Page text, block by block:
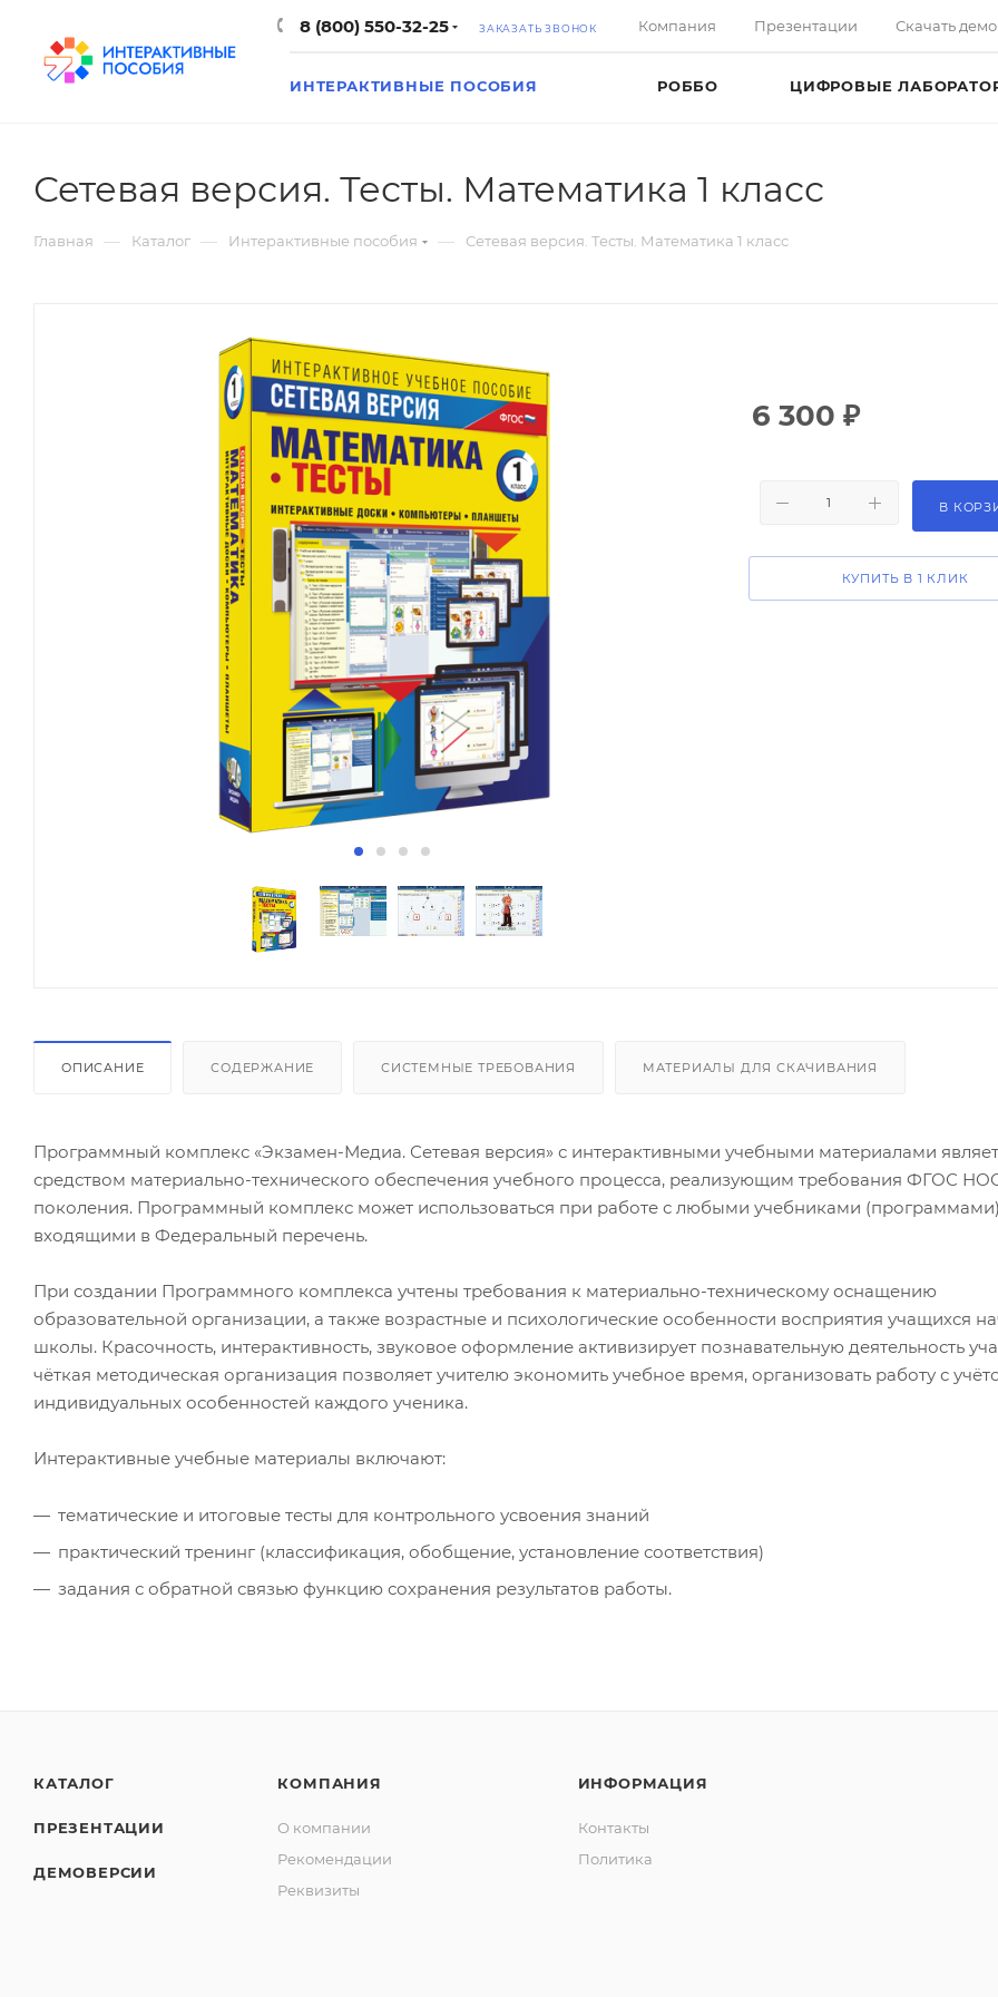
8 (800) 550-32-25 ЗАКАЗАТЬ ЗВОНОК Компания Презентации Скачать
ИНТЕРАКТИВНЫЕ ПОСОБИЯ РОББО ЦИФРОВЫЕ
Сетевая версия. Тесты. Математика 1 класс
Главная — Каталог — Интерактивные пособия — Сетевая версия. Тесты. Математика 1 класс
6 300 ₽
В
КУПИТЬ В 1 КЛИК
ОПИСАНИЕ СОДЕРЖАНИЕ СИСТЕМНЫЕ ТРЕБОВАНИЯ МАТЕРИАЛЫ ДЛЯ СКАЧИВАНИЯ
Программный комплекс «Экзамен-Медиа. Сетевая версия» с интерактивными учебными материалами
средством материально-технического обеспечения учебного процесса, реализующим требования ФГОС
поколения. Программный комплекс может использоваться при работе с любыми учебниками
входящими в Федеральный перечень.
При создании Программного комплекса учтены требования к материально-техническому оснащению
образовательной организации, а также возрастные и психологические особенности восприятия учащихся
школы. Красочность, интерактивность, звуковое оформление активизирует познавательную деятельность
чёткая методическая организация позволяет учителю экономить учебное время, организовать работу с
индивидуальных особенностей каждого ученика.
Интерактивные учебные материалы включают:
тематические и итоговые тесты для контрольного усвоения знаний
практический тренинг (классификация, обобщение, установление соответствия)
задания с обратной связью функцию сохранения результатов работы.
КАТАЛОГ
ПРЕЗЕНТАЦИИ
ДЕМОВЕРСИИ
КОМПАНИЯ
О компании
Рекомендации
Реквизиты
ИНФОРМАЦИЯ
Контакты
Политика